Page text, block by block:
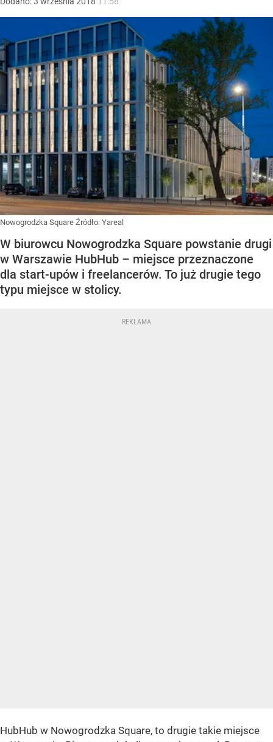
Nowogrodzka Square Źródło: Yareal
W biurowcu Nowogrodzka Square powstanie drugi
w Warszawie HubHub – miejsce przeznaczone
dla start-upów i freelancerów. To już drugie tego
typu miejsce w stolicy.
HubHub w Nowogrodzka Square, to drugie takie miejsce